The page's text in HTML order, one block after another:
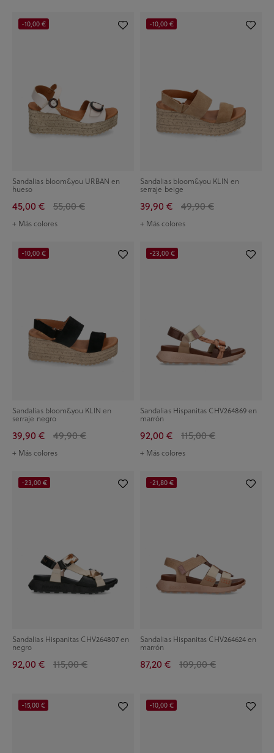
Sandalias bloom&you URBAN en
hueso
45,00 € 55,00 €
+ Más colores
-10,00 €
Sandalias bloom&you KLIN en
serraje beige
39,90 € 49,90 €
+ Más colores
-10,00 €
Sandalias bloom&you KLIN en
serraje negro
39,90 € 49,90 €
+ Más colores
-10,00 €
Sandalias Hispanitas CHV264869 en
marrón
92,00 € 115,00 €
+ Más colores
-23,00 €
Sandalias Hispanitas CHV264807 en
negro
92,00 € 115,00 €
-23,00 €
Sandalias Hispanitas CHV264624 en
marrón
87,20 € 109,00 €
-21,80 €
-15,00 € -10,00 €